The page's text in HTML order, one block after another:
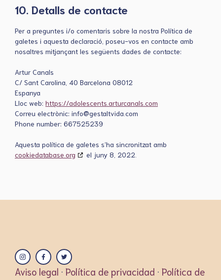
10. Detalls de contacte
Per a preguntes i/o comentaris sobre la nostra Política de
galetes i aquesta declaració, poseu-vos en contacte amb
nosaltres mitjançant les següents dades de contacte:
Artur Canals
C/ Sant Carolina, 40 Barcelona 08012
Espanya
Lloc web: https://adolescents.arturcanals.com
Correu electrònic: info@gestaltvida.com
Phone number: 667525239
Aquesta política de galetes s’ha sincronitzat amb
cookiedatabase.org
el juny 8, 2022.
Aviso legal · Política de privacidad · Política de